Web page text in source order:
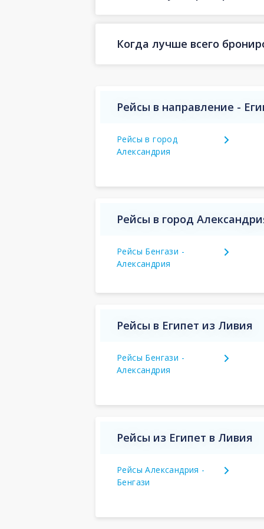
Когда лучше всего
Рейсы в направление -
Рейсы в город
Александрия
Рейсы в город
Рейсы Бенгази -
Александрия
Рейсы в Египет из Ливия
Рейсы Бенгази -
Александрия
Рейсы из Египет в Ливия
Рейсы Александрия -
Бенгази